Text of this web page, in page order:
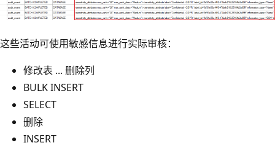
这些活动可使用敏感信息进行实际审核：
修改表 ... 删除列
BULK INSERT
SELECT
删除
INSERT